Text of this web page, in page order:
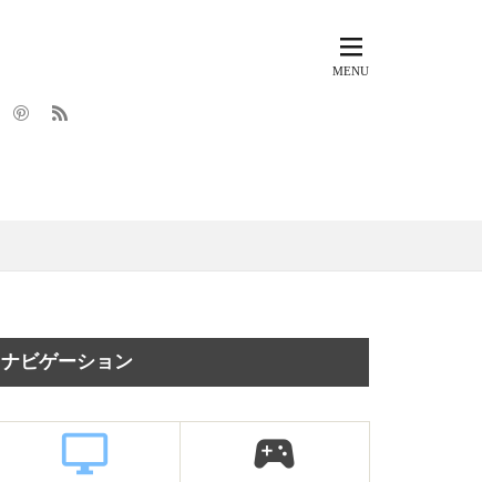
ナビゲーション
desktop_windows sports_esports